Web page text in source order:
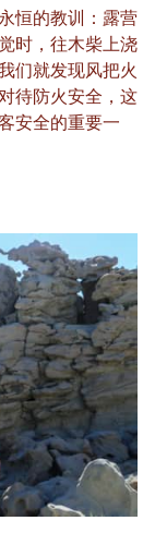
恒的教训：露营
时，往木柴上浇
们就发现风把火
待防火安全，这
安全的重要一